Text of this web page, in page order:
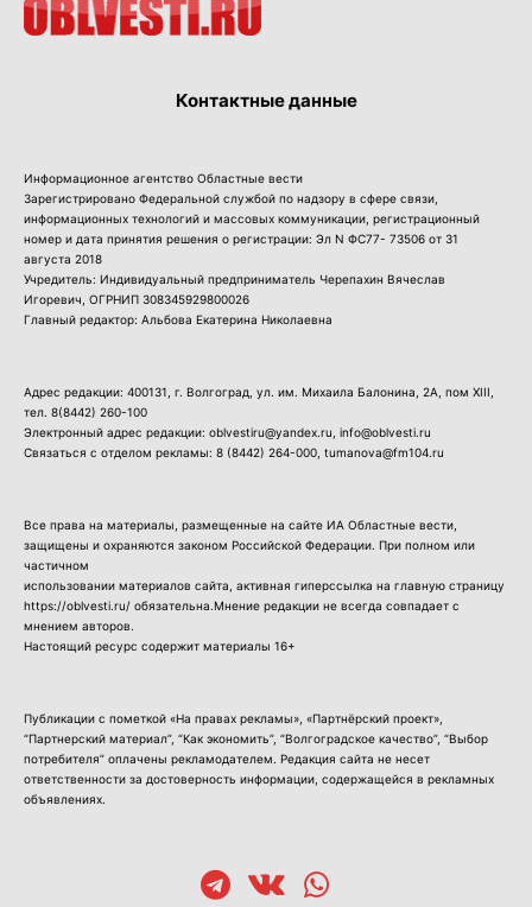
Контактные данные
Информационное агентство Областные вести
Зарегистрировано Федеральной службой по надзору в сфере связи,
информационных технологий и массовых коммуникации, регистрационный
номер и дата принятия решения о регистрации: Эл N ФС77- 73506 от 31
августа 2018
Учредитель: Индивидуальный предприниматель Черепахин Вячеслав
Игоревич, ОГРНИП 308345929800026
Главный редактор: Альбова Екатерина Николаевна
Адрес редакции: 400131, г. Волгоград, ул. им. Михаила Балонина, 2А, пом XIII,
тел. 8(8442) 260-100
Электронный адрес редакции: oblvestiru@yandex.ru, info@oblvesti.ru
Связаться с отделом рекламы: 8 (8442) 264-000 , tumanova@fm104.ru
Все права на материалы, размещенные на сайте ИА Областные вести,
защищены и охраняются законом Российской Федерации. При полном или
частичном
использовании материалов сайта, активная гиперссылка на главную страницу
https://oblvesti.ru/ обязательна.Мнение редакции не всегда совпадает с
мнением авторов.
Настоящий ресурс содержит материалы 16+
Публикации с пометкой «На правах рекламы», «Партнёрский проект»,
“Партнерский материал”, “Как экономить”, “Волгоградское качество”, “Выбор
потребителя” оплачены рекламодателем. Редакция сайта не несет
ответственности за достоверность информации, содержащейся в рекламных
объявлениях.